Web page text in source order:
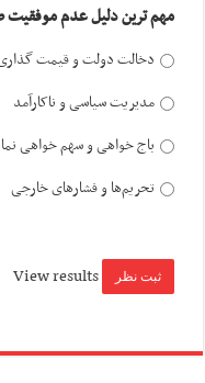
مهم ترین دلیل عدم موفقیت
دخالت دولت و قیمت
مدیریت سیاسی و ناکارآمد
باج خواهی و سهم خواهی
تحریم‌ها و فشارهای خارجی
View results